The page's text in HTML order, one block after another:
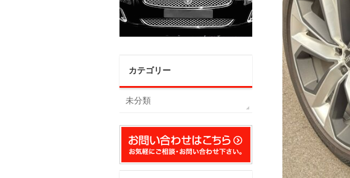
カテゴリー
未分類